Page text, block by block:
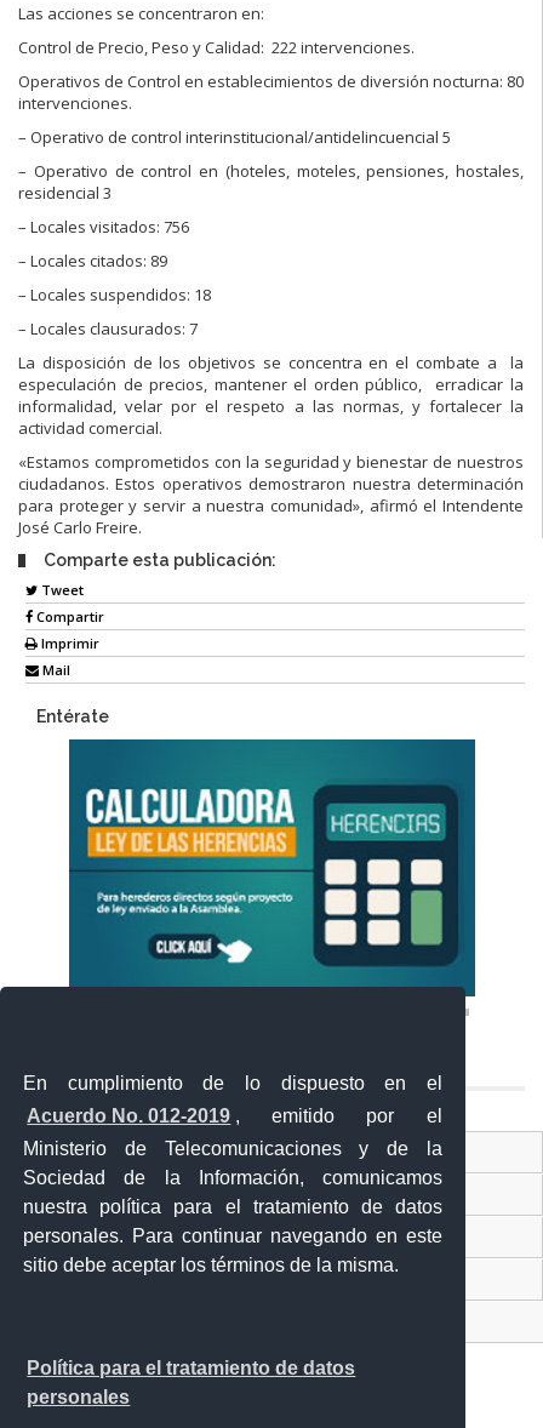
En cumplimiento de lo dispuesto en el
Acuerdo No. 012-2019 , emitido por el
Ministerio de Telecomunicaciones y de la
Sociedad de la Información, comunicamos
nuestra política para el tratamiento de datos
personales. Para continuar navegando en este
sitio debe aceptar los términos de la misma.
Política para el tratamiento de datos
personales
Las acciones se concentraron en:
Control de Precio, Peso y Calidad: 222 intervenciones.
Operativos de Control en establecimientos de diversión nocturna: 80
intervenciones.
– Operativo de control interinstitucional/antidelincuencial 5
– Operativo de control en (hoteles, moteles, pensiones, hostales,
residencial 3
– Locales visitados: 756
– Locales citados: 89
– Locales suspendidos: 18
– Locales clausurados: 7
La disposición de los objetivos se concentra en el combate a la
especulación de precios, mantener el orden público, erradicar la
informalidad, velar por el respeto a las normas, y fortalecer la
actividad comercial.
«Estamos comprometidos con la seguridad y bienestar de nuestros
ciudadanos. Estos operativos demostraron nuestra determinación
para proteger y servir a nuestra comunidad», afirmó el Intendente
José Carlo Freire.
Comparte esta publicación:
Tweet
Compartir
Imprimir
Mail
Entérate
Ventanilla Única Virtual
Ventanilla Única de Comercio Exterior
Gobierno Abierto